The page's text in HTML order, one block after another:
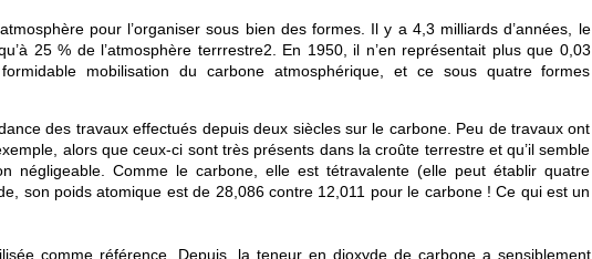
pour l’organiser sous bien des formes. Il y a 4,3 milliards d’années, le
25 % de l’atmosphère terrrestre2. En 1950, il n’en représentait plus que 0,03
mobilisation du carbone atmosphérique, et ce sous quatre formes
des travaux effectués depuis deux siècles sur le carbone. Peu de travaux ont
alors que ceux-ci sont très présents dans la croûte terrestre et qu’il semble
négligeable. Comme le carbone, elle est tétravalente (elle peut établir quatre
son poids atomique est de 28,086 contre 12,011 pour le carbone ! Ce qui est un
comme référence. Depuis, la teneur en dioxyde de carbone a sensiblement